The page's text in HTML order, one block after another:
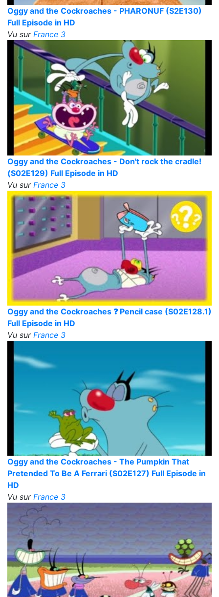
Oggy and the Cockroaches - PHARONUF (S2E130)
Full Episode in HD
Vu sur France 3
Oggy and the Cockroaches - Don't rock the cradle!
(S02E129) Full Episode in HD
Vu sur France 3
Oggy and the Cockroaches ❓ Pencil case (S02E128.1)
Full Episode in HD
Vu sur France 3
Oggy and the Cockroaches - The Pumpkin That
Pretended To Be A Ferrari (S02E127) Full Episode in
HD
Vu sur France 3